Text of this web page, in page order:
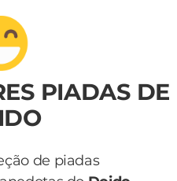
PIADAS DE
de piadas